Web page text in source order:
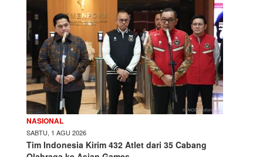
NASIONAL
SABTU, 1 AGU 2026
Tim Indonesia Kirim 432 Atlet dari 35 Cabang